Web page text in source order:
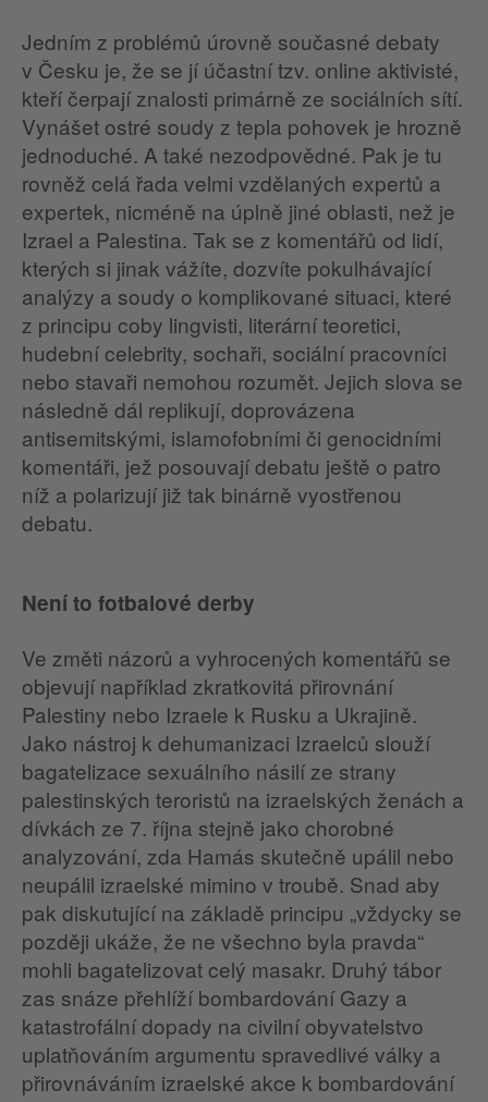
Jedním z problémů úrovně současné debaty
v Česku je, že se jí účastní tzv. online aktivisté,
kteří čerpají znalosti primárně ze sociálních sítí.
Vynášet ostré soudy z tepla pohovek je hrozně
jednoduché. A také nezodpovědné. Pak je tu
rovněž celá řada velmi vzdělaných expertů a
expertek, nicméně na úplně jiné oblasti, než je
Izrael a Palestina. Tak se z komentářů od lidí,
kterých si jinak vážíte, dozvíte pokulhávající
analýzy a soudy o komplikované situaci, které
z principu coby lingvisti, literární teoretici,
hudební celebrity, sochaři, sociální pracovníci
nebo stavaři nemohou rozumět. Jejich slova se
následně dál replikují, doprovázena
antisemitskými, islamofobními či genocidními
komentáři, jež posouvají debatu ještě o patro
níž a polarizují již tak binárně vyostřenou
debatu.
Není to fotbalové derby
Ve změti názorů a vyhrocených komentářů se
objevují například zkratkovitá přirovnání
Palestiny nebo Izraele k Rusku a Ukrajině.
Jako nástroj k dehumanizaci Izraelců slouží
bagatelizace sexuálního násilí ze strany
palestinských teroristů na izraelských ženách a
dívkách ze 7. října stejně jako chorobné
analyzování, zda Hamás skutečně upálil nebo
neupálil izraelské mimino v troubě. Snad aby
pak diskutující na základě principu „vždycky se
později ukáže, že ne všechno byla pravda“
mohli bagatelizovat celý masakr. Druhý tábor
zas snáze přehlíží bombardování Gazy a
katastrofální dopady na civilní obyvatelstvo
uplatňováním argumentu spravedlivé války a
přirovnáváním izraelské akce k bombardování